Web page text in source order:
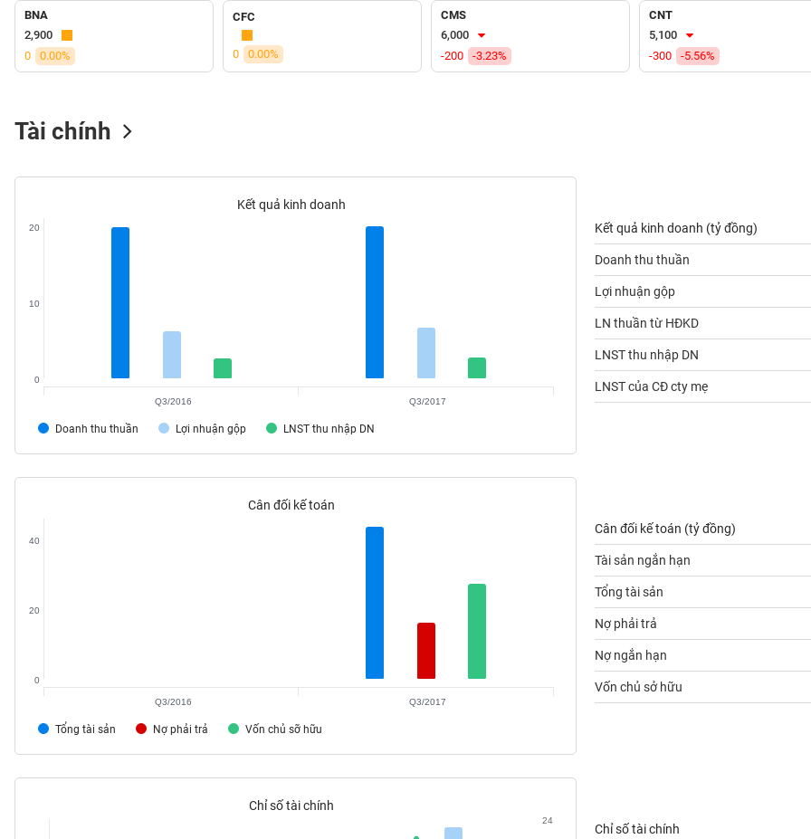
BNA
2,900
0
0.00%
CFC
0 0.00%
CMS
6,000
-200
-3.23%
CNT
5,100
-300
-5.56%
Tài chính
Kết quả kinh doanh
Doanh thu thuần Lợi nhuận gộp LNST thu nhập DN
0
10
20
Q3/2016 Q3/2017
Kết quả kinh doanh (tỷ đồng)
Doanh thu thuần
Lợi nhuận gộp
LN thuần từ HĐKD
LNST thu nhập DN
LNST của CĐ cty mẹ
Cân đối kế toán
Tổng tài sản Nợ phải trả Vốn chủ sỡ hữu
0
20
40
Q3/2016 Q3/2017
Cân đối kế toán (tỷ đồng)
Tài sản ngắn hạn
Tổng tài sản
Nợ phải trả
Nợ ngắn hạn
Vốn chủ sở hữu
Chỉ số tài chính
24
Chỉ số tài chính
(-)
VS-
SECTOR
NGHIỆP
TIÊU
DÙNG
TIÊU
THIẾT